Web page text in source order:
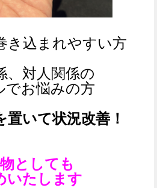
き込まれやすい方
、対人関係の
でお悩みの方
置いて状況改善！
としても
いたします